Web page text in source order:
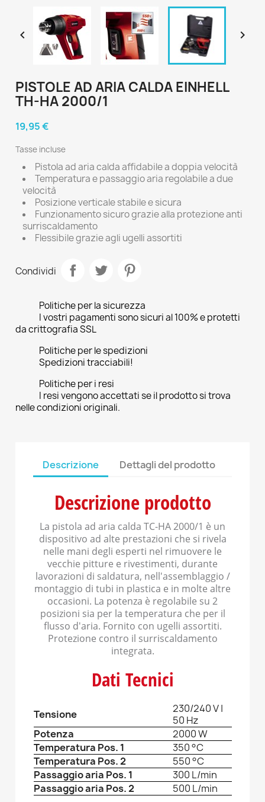
 
PISTOLE AD ARIA CALDA EINHELL
TH-HA 2000/1
19,95 €
Tasse incluse
Pistola ad aria calda affidabile a doppia velocità
Temperatura e passaggio aria regolabile a due
velocità
Posizione verticale stabile e sicura
Funzionamento sicuro grazie alla protezione anti
surriscaldamento
Flessibile grazie agli ugelli assortiti
Condividi
Politiche per la sicurezza
I vostri pagamenti sono sicuri al 100% e protetti
da crittografia SSL
Politiche per le spedizioni
Spedizioni tracciabili!
Politiche per i resi
I resi vengono accettati se il prodotto si trova
nelle condizioni originali.
Descrizione Dettagli del prodotto
Descrizione prodotto
La pistola ad aria calda TC-HA 2000/1 è un
dispositivo ad alte prestazioni che si rivela
nelle mani degli esperti nel rimuovere le
vecchie pitture e rivestimenti, durante
lavorazioni di saldatura, nell'assemblaggio /
montaggio di tubi in plastica e in molte altre
occasioni. La potenza è regolabile su 2
posizioni sia per la temperatura che per il
flusso d'aria. Fornito con ugelli assortiti.
Protezione contro il surriscaldamento
integrata.
Dati Tecnici
Tensione
230/240 V |
50 Hz
Potenza
2000 W
Temperatura Pos. 1
350 °C
Temperatura Pos. 2
550 °C
Passaggio aria Pos. 1
300 L/min
Passaggio aria Pos. 2
500 L/min